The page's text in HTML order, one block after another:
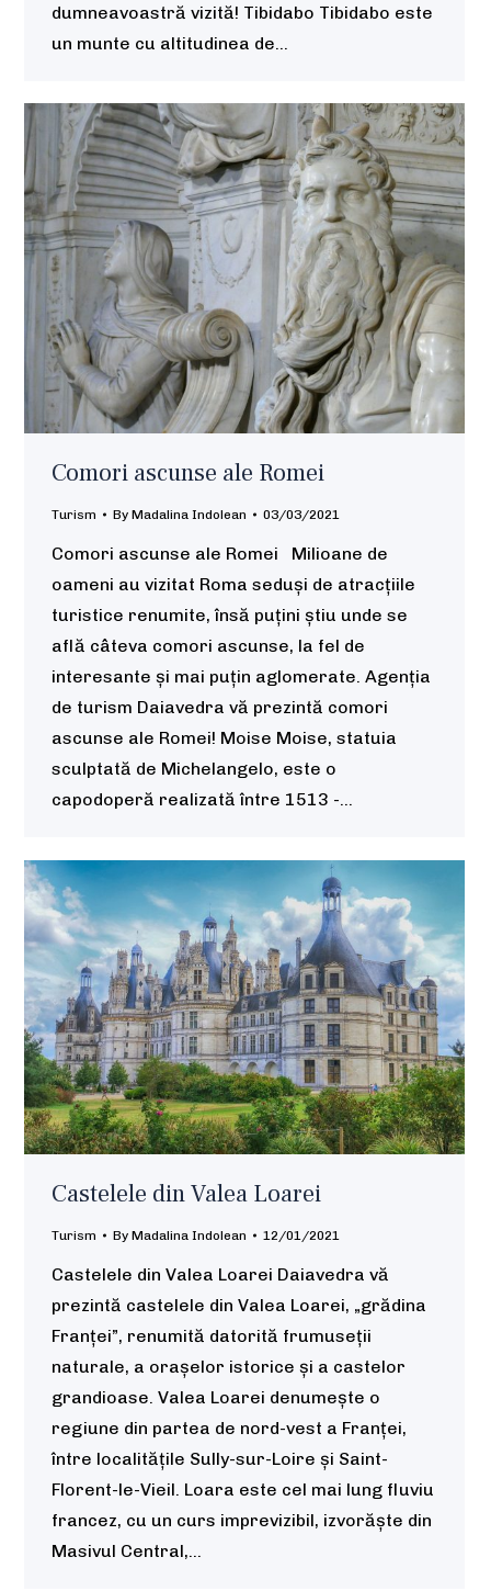
dumneavoastră vizită! Tibidabo Tibidabo este
un munte cu altitudinea de…
Comori ascunse ale Romei
Turism ByMadalina Indolean 03/03/2021
Comori ascunse ale Romei Milioane de
oameni au vizitat Roma seduși de atracțiile
turistice renumite, însă puțini știu unde se
află câteva comori ascunse, la fel de
interesante și mai puțin aglomerate. Agenția
de turism Daiavedra vă prezintă comori
ascunse ale Romei! Moise Moise, statuia
sculptată de Michelangelo, este o
capodoperă realizată între 1513 -…
Castelele din Valea Loarei
Turism ByMadalina Indolean 12/01/2021
Castelele din Valea Loarei Daiavedra vă
prezintă castelele din Valea Loarei, „grădina
Franței”, renumită datorită frumuseții
naturale, a orașelor istorice și a castelor
grandioase. Valea Loarei denumește o
regiune din partea de nord-vest a Franței,
între localitățile Sully-sur-Loire și Saint-
Florent-le-Vieil. Loara este cel mai lung fluviu
francez, cu un curs imprevizibil, izvorăște din
Masivul Central,…